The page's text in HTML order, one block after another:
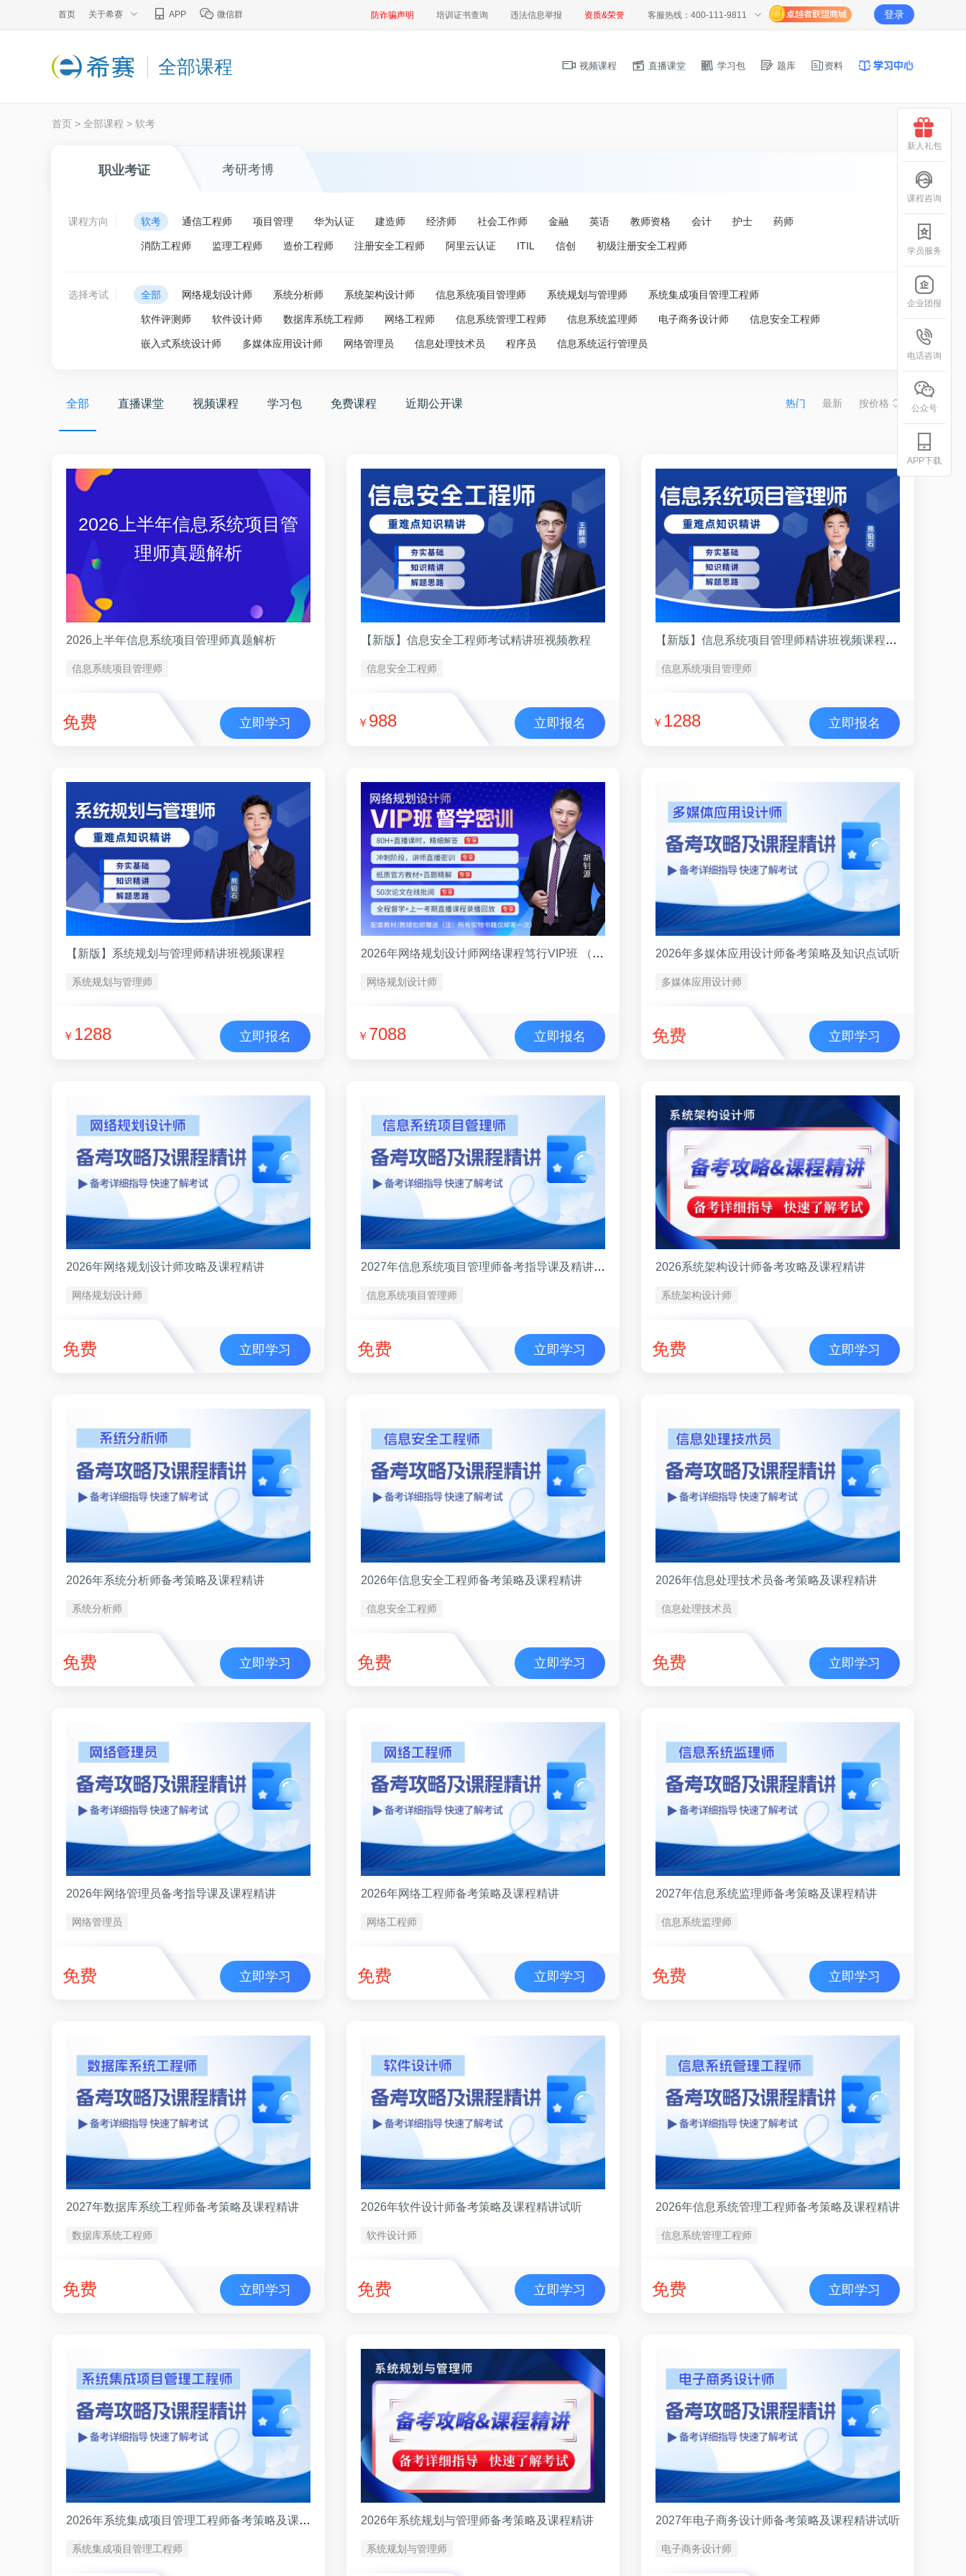
首页 关于希赛 APP 微信群 防诈骗声明 培训证书查询 违法信息举报 资质&荣誉 客服热线：400-111-9811 登录
全部课程 视频课程 直播课堂 学习包 题库 资料
首页 > 全部课程 > 软考
职业考证 考研考博
课程方向 软考 通信工程师 项目管理 华为认证 建造师 经济师 社会工作师 金融 英语 教师资格 会计 护士 药师
消防工程师 监理工程师 造价工程师 注册安全工程师 阿里云认证 ITIL 信创 初级注册安全工程师
选择考试 全部 网络规划设计师 系统分析师 系统架构设计师 信息系统项目管理师 系统规划与管理师 系统集成项目管理工程师
软件评测师 软件设计师 数据库系统工程师 网络工程师 信息系统管理工程师 信息系统监理师 电子商务设计师 信息安全工程师
嵌入式系统设计师 多媒体应用设计师 网络管理员 信息处理技术员 程序员 信息系统运行管理员
全部 直播课堂 视频课程 学习包 免费课程 近期公开课 热门 最新 按价格
2026上半年信息系统项目管
理师真题解析
2026上半年信息系统项目管理师真题解析
信息系统项目管理师
免费 立即学习
【新版】信息安全工程师考试精讲班视频教程
信息安全工程师
￥ 988 立即报名
【新版】信息系统项目管理师精讲班视频课程（熊铅石讲师）
信息系统项目管理师
￥ 1288 立即报名
【新版】系统规划与管理师精讲班视频课程
系统规划与管理师
￥ 1288 立即报名
2026年网络规划设计师网络课程笃行VIP班 （VIP班）
网络规划设计师
￥ 7088 立即报名
2026年多媒体应用设计师备考策略及知识点试听
多媒体应用设计师
免费 立即学习
2026年网络规划设计师攻略及课程精讲
网络规划设计师
免费 立即学习
2027年信息系统项目管理师备考指导课及精讲试听
信息系统项目管理师
免费 立即学习
2026系统架构设计师备考攻略及课程精讲
系统架构设计师
免费 立即学习
2026年系统分析师备考策略及课程精讲
系统分析师
免费 立即学习
2026年信息安全工程师备考策略及课程精讲
信息安全工程师
免费 立即学习
2026年信息处理技术员备考策略及课程精讲
信息处理技术员
免费 立即学习
2026年网络管理员备考指导课及课程精讲
网络管理员
免费 立即学习
2026年网络工程师备考策略及课程精讲
网络工程师
免费 立即学习
2027年信息系统监理师备考策略及课程精讲
信息系统监理师
免费 立即学习
2027年数据库系统工程师备考策略及课程精讲
数据库系统工程师
免费 立即学习
2026年软件设计师备考策略及课程精讲试听
软件设计师
免费 立即学习
2026年信息系统管理工程师备考策略及课程精讲
信息系统管理工程师
免费 立即学习
2026年系统集成项目管理工程师备考策略及课程精讲
系统集成项目管理工程师
2026年系统规划与管理师备考策略及课程精讲
系统规划与管理师
2027年电子商务设计师备考策略及课程精讲试听
电子商务设计师
新人礼包
课程咨询
学员服务
企业团报
电话咨询
公众号
APP下载